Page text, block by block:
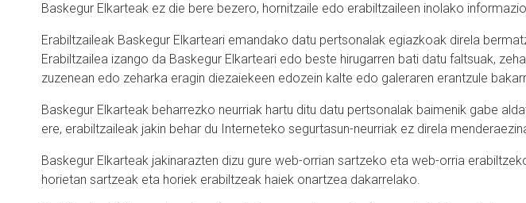
Baskegur Elkarteak ez die bere bezero, hornitzaile edo erabiltzaileen inolako
Erabiltzaileak Baskegur Elkarteari emandako datu pertsonalak egiazkoak direla
Erabiltzailea izango da Baskegur Elkarteari edo beste hirugarren bati datu faltsuak,
zuzenean edo zeharka eragin diezaiekeen edozein kalte edo galeraren erantzule
Baskegur Elkarteak beharrezko neurriak hartu ditu datu pertsonalak baimenik gabe
ere, erabiltzaileak jakin behar du Interneteko segurtasun-neurriak ez direla
Baskegur Elkarteak jakinarazten dizu gure web-orrian sartzeko eta web-orria
horietan sartzeak eta horiek erabiltzeak haiek onartzea dakarrelako.